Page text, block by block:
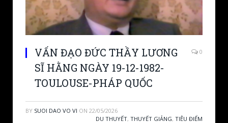
VẤN ĐẠO ĐỨC THẦY LƯƠNG
SĨ HẰNG NGÀY 19-12-1982-
TOULOUSE-PHÁP QUỐC
0
BY SUOI DAO VO VI ON 22/05/2026
DU THUYẾT, THUYẾT GIẢNG, TIÊU ĐIỂM